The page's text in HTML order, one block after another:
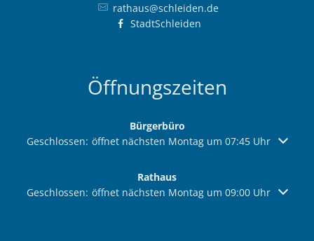
rathaus@schleiden.de
StadtSchleiden
Öffnungszeiten
Bürgerbüro
Klicken, um weitere Öffnungs- oder Schließzeiten
Geschlossen: öffnet nächsten Montag um 07:45 Uhr
Rathaus
Klicken, um weitere Öffnungs- oder Schließzeiten
Geschlossen: öffnet nächsten Montag um 09:00 Uhr